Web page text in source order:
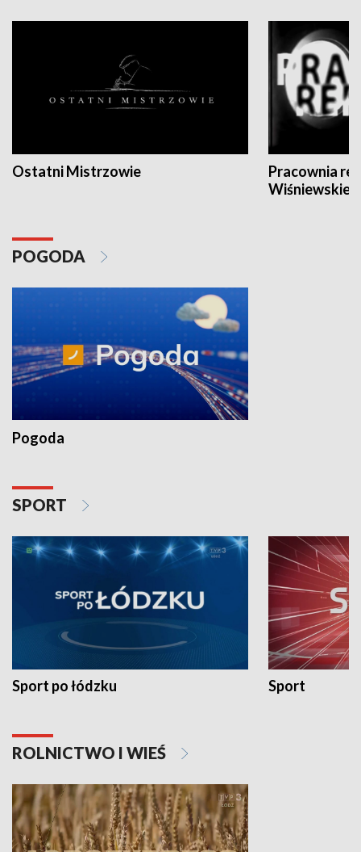
Ostatni Mistrzowie
Pracownia
POGODA
Pogoda
SPORT
Sport po łódzku Sport
ROLNICTWO I WIEŚ